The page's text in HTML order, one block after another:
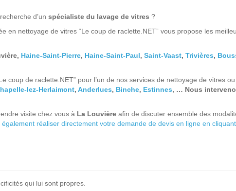
d’un spécialiste du lavage de vitres ?
en nettoyage de vitres “Le coup de raclette.NET” vous propose les
Haine-Saint-Pierre, Haine-Saint-Paul, Saint-Vaast, Trivières,
de raclette.NET” pour l’un de nos services de nettoyage de vitres ou
lez-Herlaimont, Anderlues, Binche, Estinnes, … Nous
visite chez vous à La Louvière afin de discuter ensemble des
également réaliser directement votre demande de devis en ligne en
qui lui sont propres.